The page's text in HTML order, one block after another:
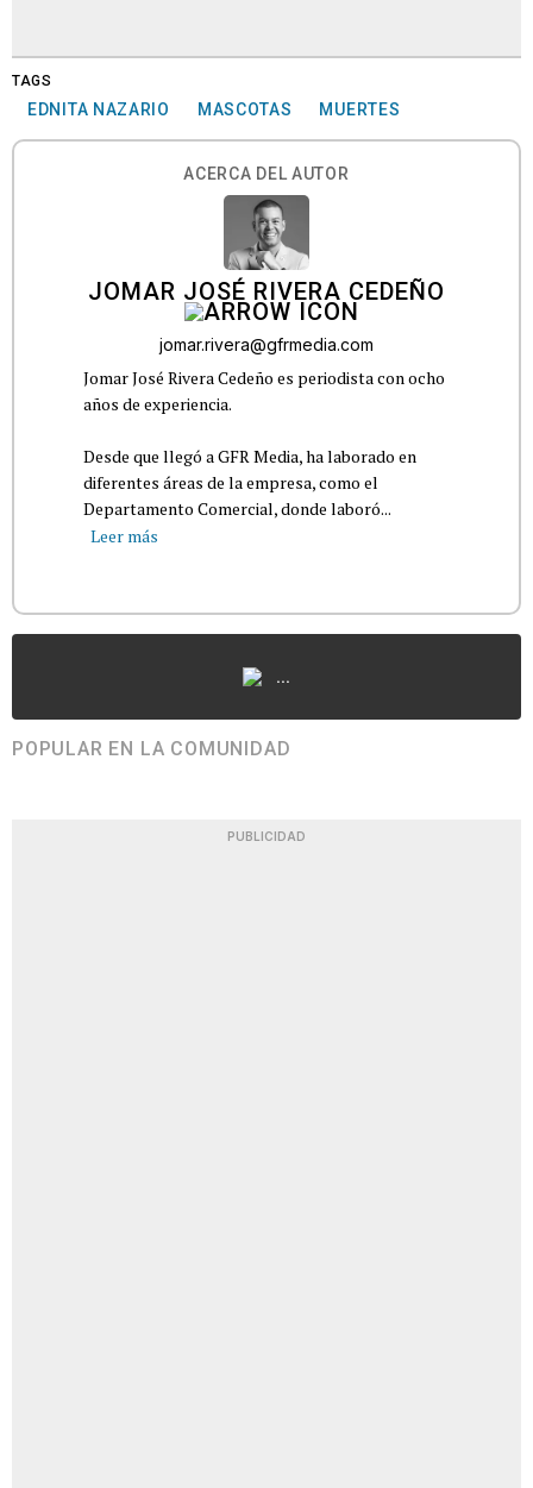
TAGS
EDNITA NAZARIO MASCOTAS MUERTES
ACERCA DEL AUTOR
JOMAR JOSÉ RIVERA CEDEÑO
jomar.rivera@gfrmedia.com
Jomar José Rivera Cedeño es periodista con ocho
años de experiencia.
Desde que llegó a GFR Media, ha laborado en
diferentes áreas de la empresa, como el
Departamento Comercial, donde laboró...
Leer más
...
POPULAR EN LA COMUNIDAD
PUBLICIDAD